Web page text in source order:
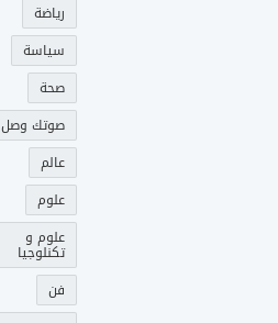
رياضة
سياسة
صحة
صوتك وصل
عالم
علوم
علوم و
تكنلوجيا
فن